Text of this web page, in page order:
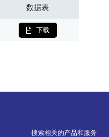
数据表
下载
搜索相关的产品和服务